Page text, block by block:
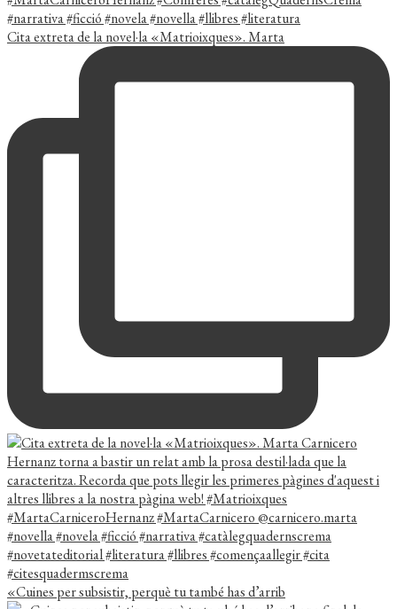
Cita extreta de la novel·la «Matrioixques». Marta
«Cuines per subsistir, perquè tu també has d’arrib